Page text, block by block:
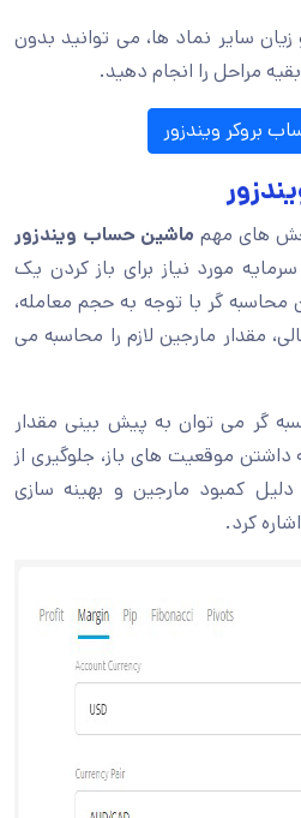
سایر نماد ها، می توانید بدون
بروکر ویندزور
های مهم ماشین حساب ویندزور
مورد نیاز برای باز کردن یک
گر با توجه به حجم معامله،
مقدار مارجین لازم را محاسبه می
گر می توان به پیش بینی مقدار
داشتن موقعیت های باز، جلوگیری از
کمبود مارجین و بهینه سازی
کرد.